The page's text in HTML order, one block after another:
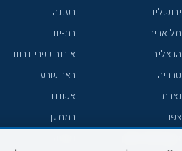
ירושלים
תל אביב
הרצליה
טבריה
נצרת
צפון
רעננה
בת-ים
אירוח כפרי דרום
באר שבע
אשדוד
רמת גן